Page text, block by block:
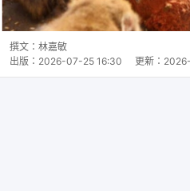
撰文： 林嘉敏
出版： 2026-07-25 16:30 更新：